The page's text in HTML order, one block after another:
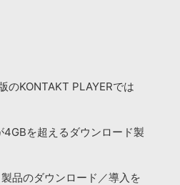
のKONTAKT PLAYERでは
を超えるダウンロード製
品のダウンロード／導入を